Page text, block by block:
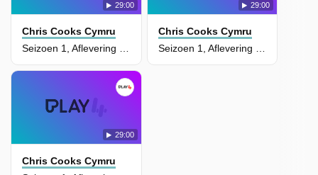
29:00
Chris Cooks Cymru
Seizoen 1, Aflevering 6 - Brecon
29:00
Chris Cooks Cymru
Seizoen 1, Aflevering 4 - Swansea
29:00
Chris Cooks Cymru